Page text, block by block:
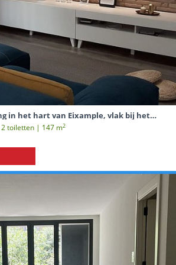
in het hart van Eixample, vlak bij het
toiletten | 147 m2